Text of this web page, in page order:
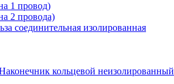
1 провод)
2 провода)
соединительная изолированная
кольцевой неизолированный